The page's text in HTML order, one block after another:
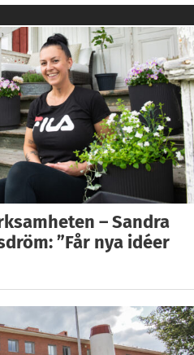
– Sandra
”Får nya idéer